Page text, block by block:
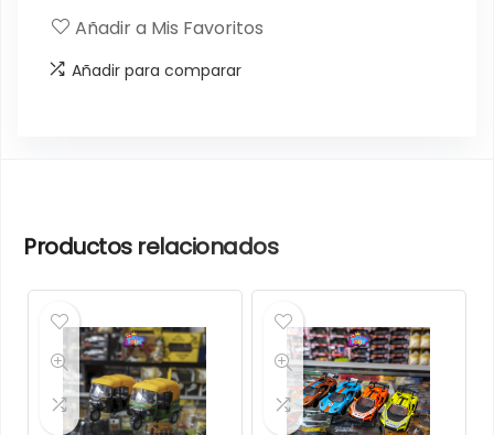
Añadir a Mis Favoritos
Añadir para comparar
Productos relacionados